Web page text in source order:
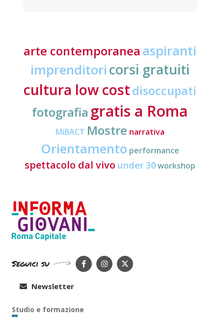
arte contemporanea aspiranti
imprenditori corsi gratuiti
cultura low costdisoccupati
fotografia gratis a Roma
MiBACT Mostre narrativa
Orientamento performance
spettacolo dal vivo under 30workshop
Seguici su
Newsletter
Studio e formazione